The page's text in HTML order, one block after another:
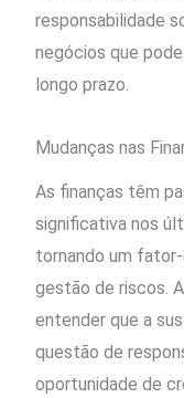
responsabilidade
negócios que
longo prazo.
Mudanças nas
As finanças têm
significativa nos
tornando um
gestão de riscos.
entender que a
questão de
oportunidade de